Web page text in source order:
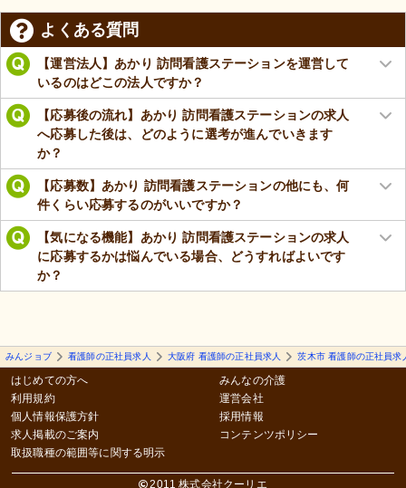
よくある質問
【運営法人】あかり 訪問看護ステーションを運営して
いるのはどこの法人ですか？
【応募後の流れ】あかり 訪問看護ステーションの求人
へ応募した後は、どのように選考が進んでいきます
か？
【応募数】あかり 訪問看護ステーションの他にも、何
件くらい応募するのがいいですか？
【気になる機能】あかり 訪問看護ステーションの求人
に応募するかは悩んでいる場合、どうすればよいです
か？
みんジョブ 看護師の正社員求人 大阪府 看護師の正社員求人 茨木市 看護師の正社員求
はじめての方へ
利用規約
個人情報保護方針
求人掲載のご案内
取扱職種の範囲等に関する明示
みんなの介護
運営会社
採用情報
コンテンツポリシー
2011 株式会社クーリエ